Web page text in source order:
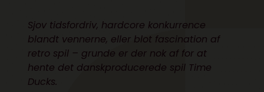
Sjov tidsfordriv, hardcore konkurrence
blandt vennerne, eller blot fascination af
retro spil – grunde er der nok af for at
hente det danskproducerede spil Time
Ducks.